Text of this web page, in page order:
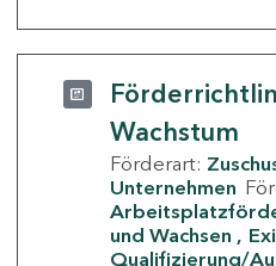
Wachstum
Förderart:
Unternehmen
und Wachsen
Qualifizierung/